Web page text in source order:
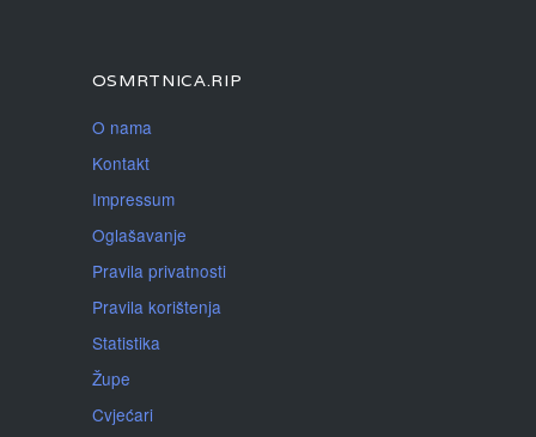
OSMRTNICA.RIP
O nama
Kontakt
Impressum
Oglašavanje
Pravila privatnosti
Pravila korištenja
Statistika
Župe
Cvjećari